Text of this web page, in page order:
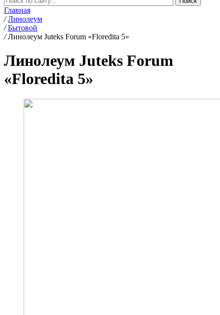
Главная
/ Линолеум
/ Бытовой
/ Линолеум Juteks Forum «Floredita 5»
Линолеум Juteks Forum
«Floredita 5»